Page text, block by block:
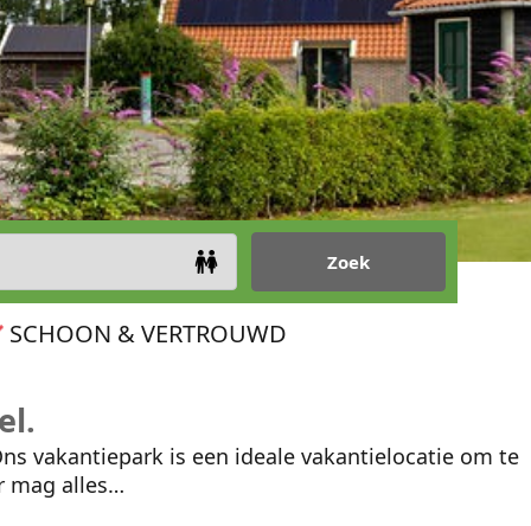
SCHOON & VERTROUWD
vakantiepark is een ideale vakantielocatie om te
mag alles…